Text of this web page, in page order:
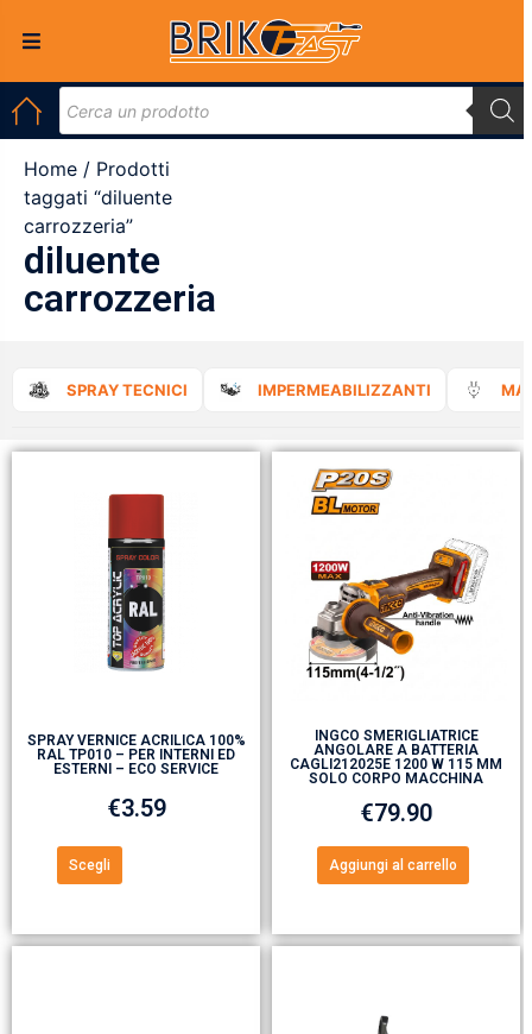
Home / Prodotti
taggati “diluente
carrozzeria”
diluente
carrozzeria
SPRAY TECNICI IMPERMEABILIZZANTI
SPRAY VERNICE ACRILICA 100%
RAL TP010 – PER INTERNI ED
ESTERNI – ECO SERVICE
€3.59
Scegli
INGCO SMERIGLIATRICE
ANGOLARE A BATTERIA
CAGLI212025E 1200 W 115 MM
SOLO CORPO MACCHINA
€79.90
Aggiungi al carrello